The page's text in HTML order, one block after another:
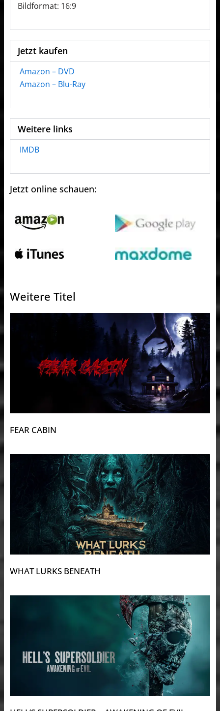
Bildformat: 16:9
Jetzt kaufen
Amazon – DVD
Amazon – Blu-Ray
Weitere links
IMDB
Jetzt online schauen:
Weitere Titel
FEAR CABIN
WHAT LURKS BENEATH